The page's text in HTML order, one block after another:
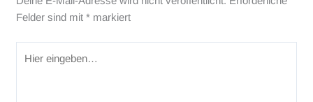
Felder sind mit* markiert
eingeben…